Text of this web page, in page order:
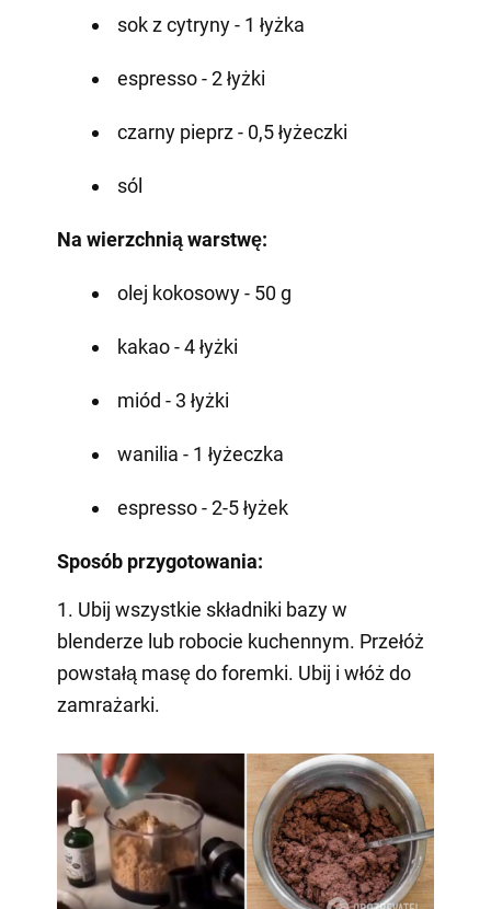
sok z cytryny - 1 łyżka
espresso - 2 łyżki
czarny pieprz - 0,5 łyżeczki
sól
Na wierzchnią warstwę:
olej kokosowy - 50 g
kakao - 4 łyżki
miód - 3 łyżki
wanilia - 1 łyżeczka
espresso - 2-5 łyżek
Sposób przygotowania:
1. Ubij wszystkie składniki bazy w
blenderze lub robocie kuchennym. Przełóż
powstałą masę do foremki. Ubij i włóż do
zamrażarki.